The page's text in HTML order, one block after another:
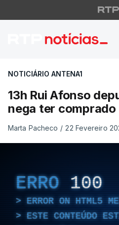
13h Rui
NOTICIÁRIO ANTENA1
13h Rui Afonso
nega ter
Marta Pacheco / 22 Fevereiro
ERRO 100
ERROR ON HTML5
ESTE CONTEÚDO